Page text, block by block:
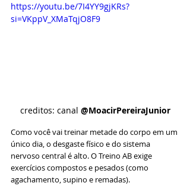
https://youtu.be/7I4YY9gjKRs?
si=VKppV_XMaTqjO8F9
creditos: canal @MoacirPereiraJunior
Como você vai treinar metade do corpo em um
único dia, o desgaste físico e do sistema
nervoso central é alto. O Treino AB exige
exercícios compostos e pesados (como
agachamento, supino e remadas).